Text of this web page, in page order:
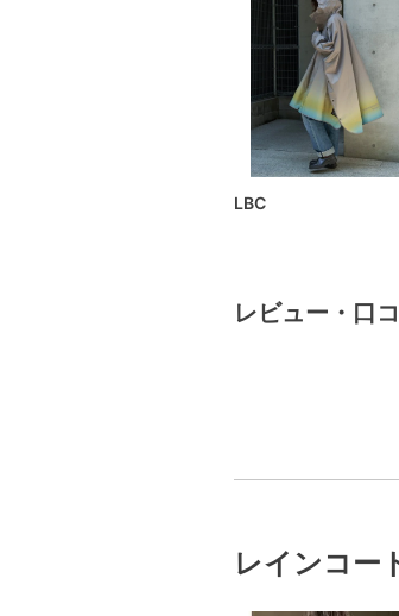
LBC
レビュー・口
レインコー